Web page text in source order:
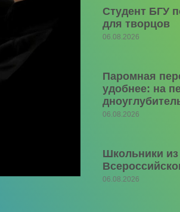
Студент БГУ
для творцов
06.08.2026
Паромная
удобнее: на
06.08.2026
Школьники
06.08.2026